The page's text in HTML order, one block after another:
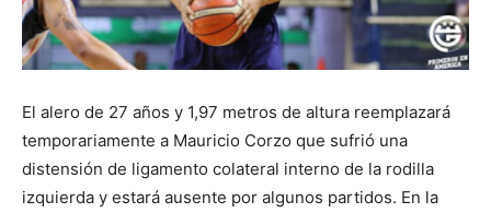
El alero de 27 años y 1,97 metros de altura reemplazará
temporariamente a Mauricio Corzo que sufrió una
distensión de ligamento colateral interno de la rodilla
izquierda y estará ausente por algunos partidos. En la